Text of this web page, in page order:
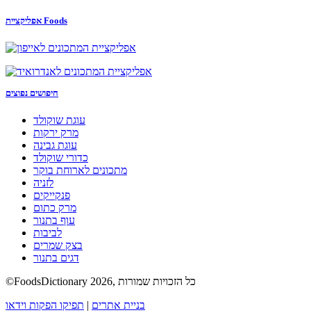
אפליקציית Foods
חיפושים נפוצים
עוגת שוקולד
מרק ירקות
עוגת גבינה
כדורי שוקולד
מתכונים לארוחת בוקר
לזניה
פנקייקים
מרק כתום
עוף בתנור
לביבות
בצק שמרים
דגים בתנור
©FoodsDictionary 2026, כל הזכויות שמורות
בניית אתרים | תפיקו הפקות וידאו